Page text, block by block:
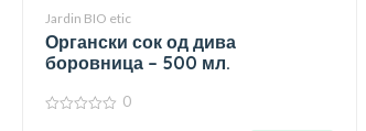
Jardin BIO etic
Органски сок од дива
боровница – 500 мл.
0